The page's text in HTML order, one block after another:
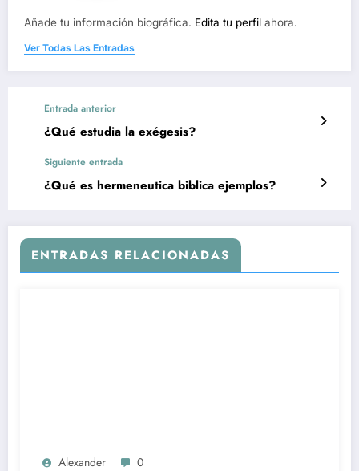
Añade tu información biográfica. Edita tu perfil ahora.
Ver Todas Las Entradas
Entrada anterior
¿Qué estudia la exégesis?
Siguiente entrada
¿Qué es hermeneutica biblica ejemplos?
ENTRADAS RELACIONADAS
Alexander 0